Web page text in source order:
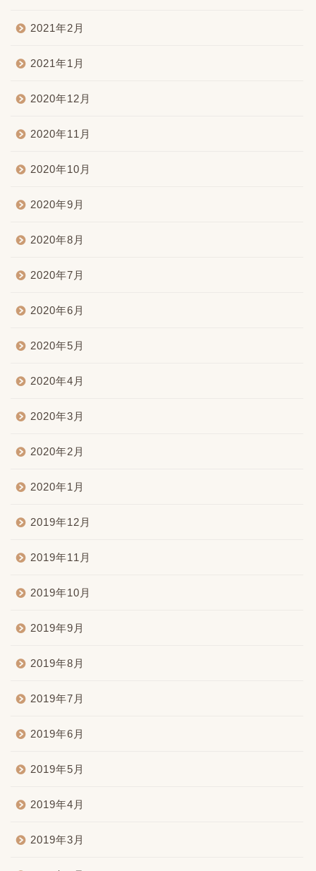
2021年2月
2021年1月
2020年12月
2020年11月
2020年10月
2020年9月
2020年8月
2020年7月
2020年6月
2020年5月
2020年4月
2020年3月
2020年2月
2020年1月
2019年12月
2019年11月
2019年10月
2019年9月
2019年8月
2019年7月
2019年6月
2019年5月
2019年4月
2019年3月